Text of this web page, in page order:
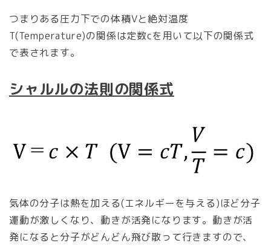
つまりある圧力下での体積Vと絶対温度
T(Temperature)の関係は定数cを用いて以下の関係式
で表されます。
シャルルの法則の関係式
気体の分子は熱を加える(エネルギーを与える)ほど分子
運動が激しくなり、動きが活発になります。動きが活
発になると分子がどんどん飛び散って行きますので、